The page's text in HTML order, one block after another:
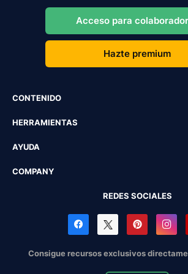
Acceso para
Hazte premium
CONTENIDO
HERRAMIENTAS
AYUDA
COMPANY
REDES SOCIALES
Consigue recursos exclusivos